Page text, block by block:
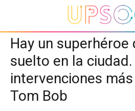
Hay un superhéroe
suelto en la
intervenciones
Tom Bob